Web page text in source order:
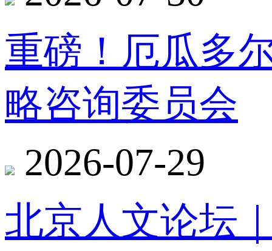
重磅！厄瓜多
略咨询委员会
2026-07-29
北京人文论坛